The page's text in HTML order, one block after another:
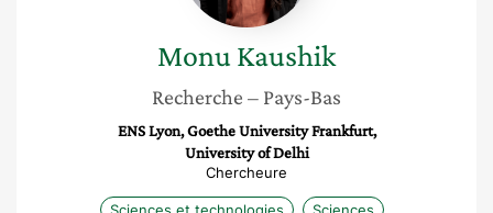
Monu Kaushik
Recherche – Pays-Bas
ENS Lyon, Goethe University Frankfurt,
University of Delhi
Chercheure